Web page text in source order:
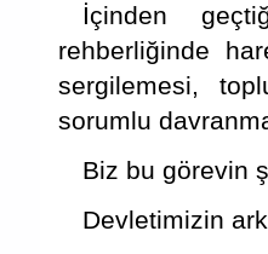
İçinden
rehberliğinde
sergilemesi,
sorumlu
Biz bu görevin
Devletimizin